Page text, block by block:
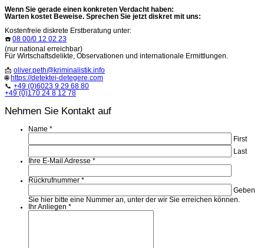
Wenn Sie gerade einen konkreten Verdacht haben:
Warten kostet Beweise. Sprechen Sie jetzt diskret mit uns:
Kostenfreie diskrete Erstberatung unter:
☎️ 08 00/0 12 02 23
(nur national erreichbar)
Für Wirtschaftsdelikte, Observationen und internationale Ermittlungen.
📩 oliver.peth@kriminalistik.info
🌐 https://detektei-detegere.com
📞 +49 (0)6023 9 29 68 80
+49 (0)170 24 8 12 78
Nehmen Sie Kontakt auf
Name *
First
Last
Ihre E-Mail Adresse *
Rückrufnummer *
Geben
Sie hier bitte eine Nummer an, unter der wir Sie erreichen können.
Ihr Anliegen *